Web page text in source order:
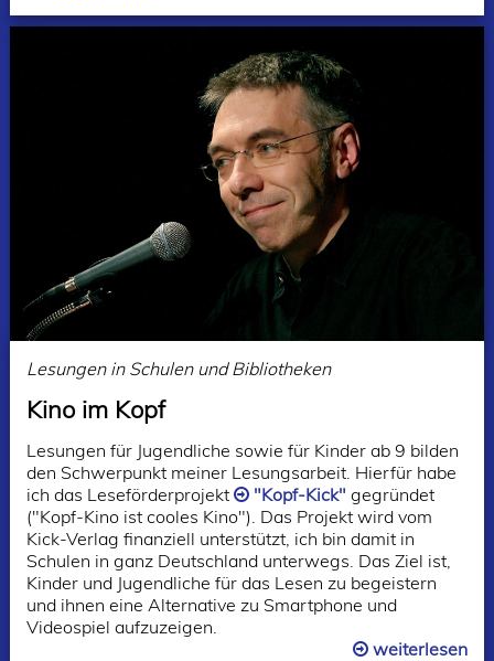
Lesungen in Schulen und Bibliotheken
Kino im Kopf
Lesungen für Jugendliche sowie für Kinder ab 9 bilden
den Schwerpunkt meiner Lesungsarbeit. Hierfür habe
ich das Leseförderprojekt
"Kopf-Kick" gegründet
("Kopf-Kino ist cooles Kino"). Das Projekt wird vom
Kick-Verlag finanziell unterstützt, ich bin damit in
Schulen in ganz Deutschland unterwegs. Das Ziel ist,
Kinder und Jugendliche für das Lesen zu begeistern
und ihnen eine Alternative zu Smartphone und
Videospiel aufzuzeigen.
weiterlesen